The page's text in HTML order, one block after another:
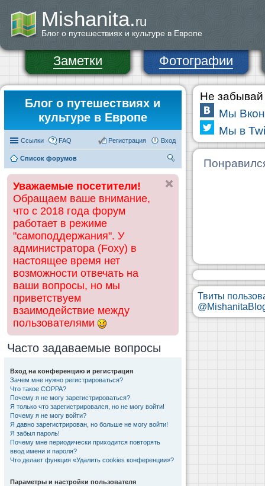
Mishanita.ru
Блог о путешествиях и культуре в Европе
Заметки Фотографии
Блог о путешествиях и
культуре в Европе
Ссылки FAQ Вход
Регистрация
Список форумов
ск
Уважаемые посетители!
Обращаем ваше внимание,
что с 2018 года форум
работает в режиме
"самоподдержания". У
администратора (Foxy) в
настоящее время нет
возможности отвечать на
ваши вопросы, но мы
приветствуем
взаимодействие между
пользователями
Часто задаваемые вопросы
Вход на конференцию и регистрация
Зачем мне нужно регистрироваться?
Что такое COPPA?
Почему я не могу зарегистрироваться?
Я только что зарегистрировался, но не могу войти!
Почему я не могу войти?
Я давно зарегистрирован, но больше не могу войти!
Я забыл пароль!
Почему мне периодически приходится повторять
ввод имени и пароля?
Что делает функция «Удалить cookies конференции»?
Параметры и настройки пользователя
Не забывай
Мы
Мы в
Твиты